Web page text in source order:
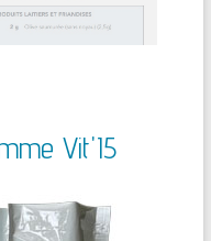
Vit'I5